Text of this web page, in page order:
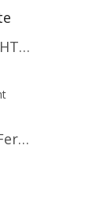
LED LINEARE PENDELLEUCHTE EXECULINE 120CM, 30W, 3750LM, 96°, 4000K, IP20, WEISS [207806]
Sternen.
RGB-LED-Poolleuchte mit Fernbedienung, 12W, 1260lm, PAR56, 12V, 1+1 gratis!
Sternen.